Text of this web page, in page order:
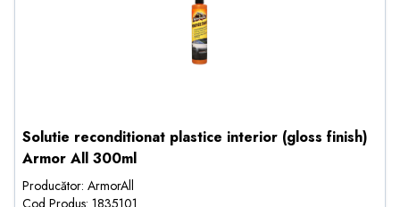
Solutie reconditionat plastice interior (gloss finish)
Armor All 300ml
Producător: ArmorAll
Cod Produs: 1835101